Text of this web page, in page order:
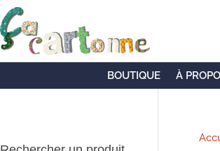
BOUTIQUE À